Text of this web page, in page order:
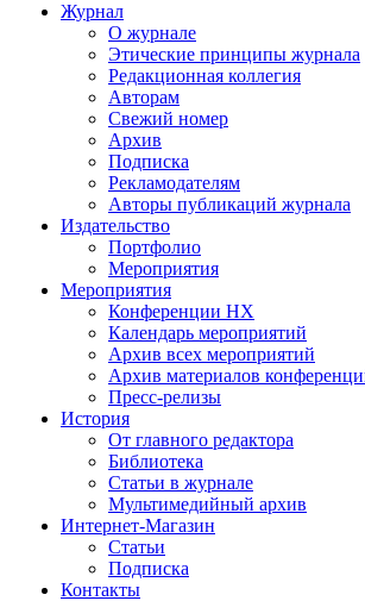
Журнал
О журнале
Этические принципы журнала
Редакционная коллегия
Авторам
Свежий номер
Архив
Подписка
Рекламодателям
Авторы публикаций журнала
Издательство
Портфолио
Мероприятия
Мероприятия
Конференции НХ
Календарь мероприятий
Архив всех мероприятий
Архив материалов
Пресс-релизы
История
От главного редактора
Библиотека
Статьи в журнале
Мультимедийный архив
Интернет-Магазин
Статьи
Подписка
Контакты